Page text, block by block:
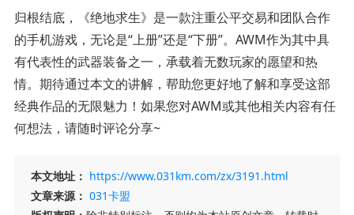
归根结底，《绝地求生》是一款注重公平交易和团队合作
的手机游戏，无论是“上册”还是“下册”。AWM作为其中具
有代表性的武器装备之一，承载着无数玩家的愿望和热
情。期待通过本文的讲解，帮助您更好地了解和享受这部
经典作品的无限魅力！如果您对AWM或其他相关内容有任
何想法，请随时评论分享~
本文地址： https://www.031km.com/zx/3191.html
文章来源： 031卡盟